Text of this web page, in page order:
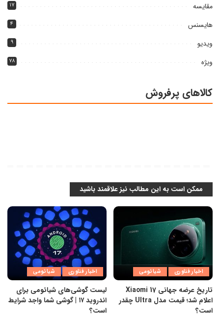
مقایسه ۱۷
هایسنس ۴
ویدیو ۹
ویژه ۷۸
کالاهای پرفروش
ممکن است به این مطالب نیز علاقمند باشید
اخبار فناوری شیائومی
تاریخ عرضه جهانی Xiaomi 17
اعلام شد؛ قیمت مدل Ultra چقدر
است؟
اخبار فناوری شیائومی
لیست گوشی‌های شیائومی برای
اندروید ۱۷ | گوشی شما واجد شرایط
است؟